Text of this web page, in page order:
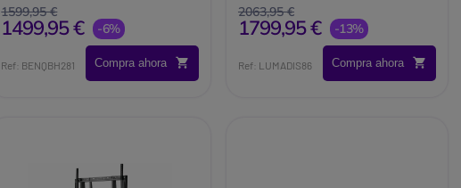
extendidos. Este formato resulta
especialmente útil para menús
digitales, señalización informativa y
mensajes promocionales en
espacios estrechos o poco
1599,95 €
1499,95 € -6%
Ref: BENQBH281 Compra ahora
para cartelería digital de gran
formato en empresas, comercios y
espacios públicos.
Brand:SPC
2063,95 €
1799,95 € -13%
Ref: LUMADIS86 Compra ahora